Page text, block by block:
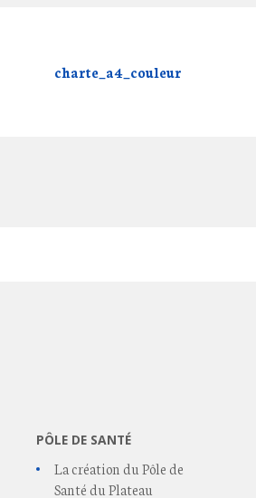
charte_a4_couleur
PÔLE DE SANTÉ
La création du Pôle de
Santé du Plateau